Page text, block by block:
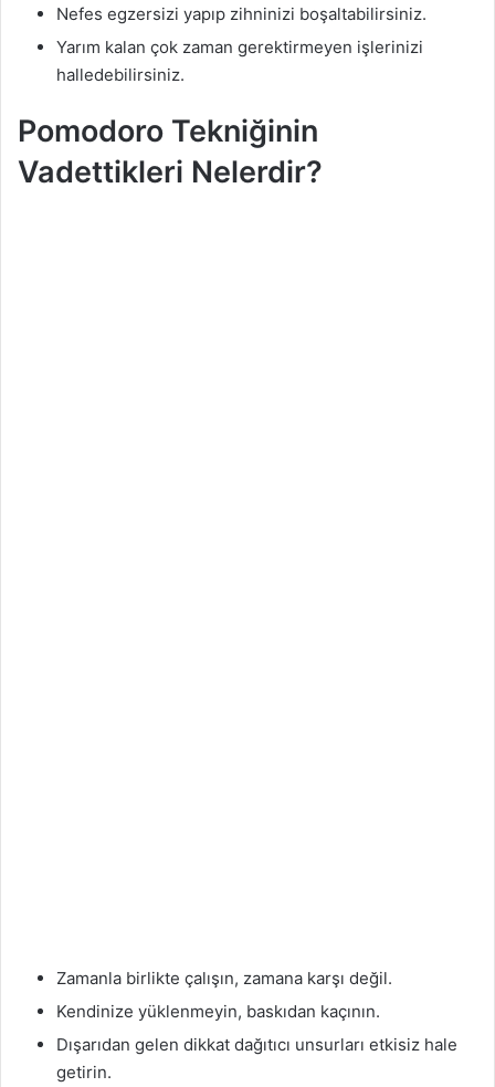
Nefes egzersizi yapıp zihninizi boşaltabilirsiniz.
Yarım kalan çok zaman gerektirmeyen işlerinizi
halledebilirsiniz.
Pomodoro Tekniğinin
Vadettikleri Nelerdir?
Zamanla birlikte çalışın, zamana karşı değil.
Kendinize yüklenmeyin, baskıdan kaçının.
Dışarıdan gelen dikkat dağıtıcı unsurları etkisiz hale
getirin.